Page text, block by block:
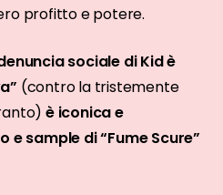
profitto e potere.
sociale di Kid è
(contro la tristemente
è iconica e
sample di “Fume Scure”